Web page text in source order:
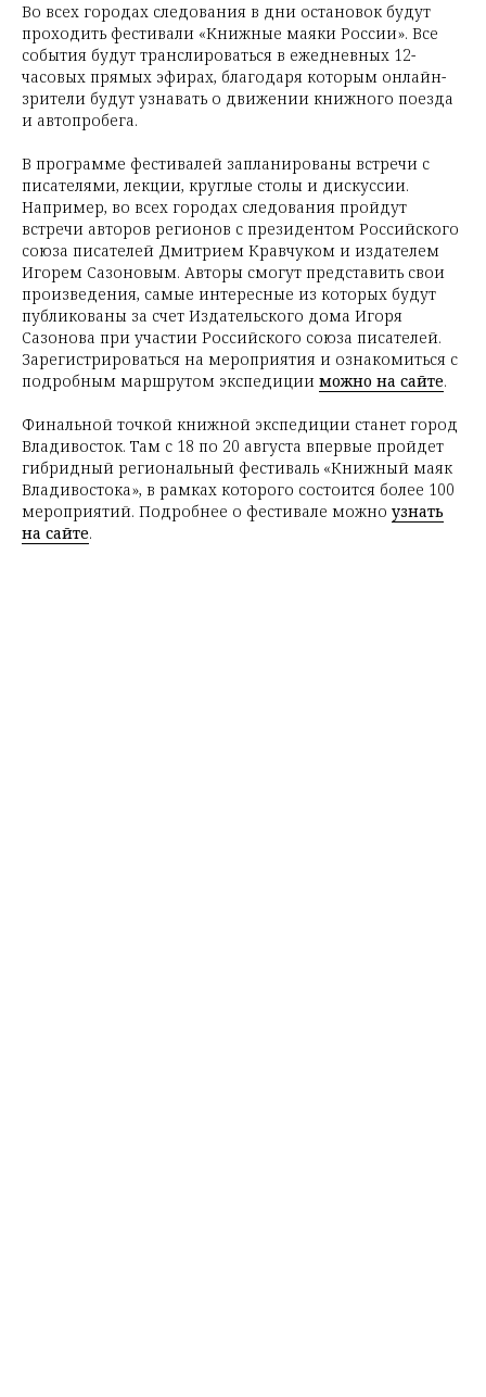
Во всех городах следования в дни остановок будут
проходить фестивали «Книжные маяки России». Все
события будут транслироваться в ежедневных 12-
часовых прямых эфирах, благодаря которым онлайн-
зрители будут узнавать о движении книжного поезда
и автопробега.
В программе фестивалей запланированы встречи с
писателями, лекции, круглые столы и дискуссии.
Например, во всех городах следования пройдут
встречи авторов регионов с президентом Российского
союза писателей Дмитрием Кравчуком и издателем
Игорем Сазоновым. Авторы смогут представить свои
произведения, самые интересные из которых будут
публикованы за счет Издательского дома Игоря
Сазонова при участии Российского союза писателей.
Зарегистрироваться на мероприятия и ознакомиться с
подробным маршрутом экспедиции можно на сайте.
Финальной точкой книжной экспедиции станет город
Владивосток. Там с 18 по 20 августа впервые пройдет
гибридный региональный фестиваль «Книжный маяк
Владивостока», в рамках которого состоится более 100
мероприятий. Подробнее о фестивале можно узнать
на сайте.